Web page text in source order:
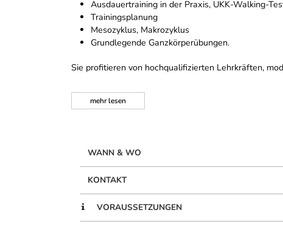
Ausdauertraining in der Praxis, UKK-Walking-
Trainingsplanung
Mesozyklus, Makrozyklus
Grundlegende Ganzkörperübungen.
Sie profitieren von hochqualifizierten Lehrkräften,
mehrlesen
WANN & WO
KONTAKT
VORAUSSETZUNGEN